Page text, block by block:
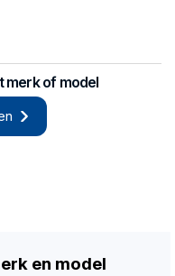
merk of model
en model